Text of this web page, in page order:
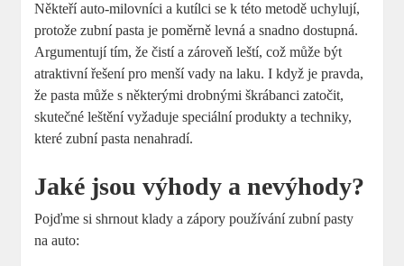
Někteří auto-milovníci a kutílci se k této metodě uchylují,
protože zubní pasta je poměrně levná a snadno dostupná.
Argumentují tím, že čistí a zároveň leští, což může být
atraktivní řešení pro menší vady na laku. I když je pravda,
že pasta může s některými drobnými škrábanci zatočit,
skutečné leštění vyžaduje speciální produkty a techniky,
které zubní pasta nenahradí.
Jaké jsou výhody a nevýhody?
Pojďme si shrnout klady a zápory používání zubní pasty
na auto: